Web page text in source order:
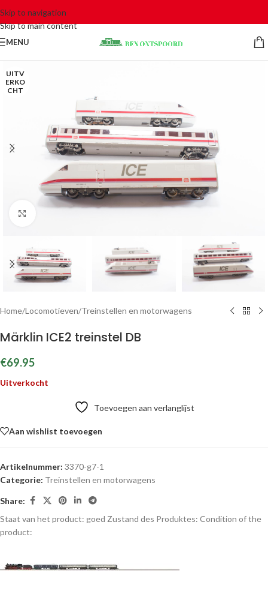
Skip to navigation
Skip to main content
MENU
UITV
ERKO
CHT
Home/Locomotieven/Treinstellen en motorwagens
Märklin ICE2 treinstel DB
€69.95
Uitverkocht
Toevoegen aan verlanglijst
Aan wishlist toevoegen
Artikelnummer: 3370-g7-1
Categorie: Treinstellen en motorwagens
Share:
Staat van het product: goed Zustand des Produktes: Condition of the
product: